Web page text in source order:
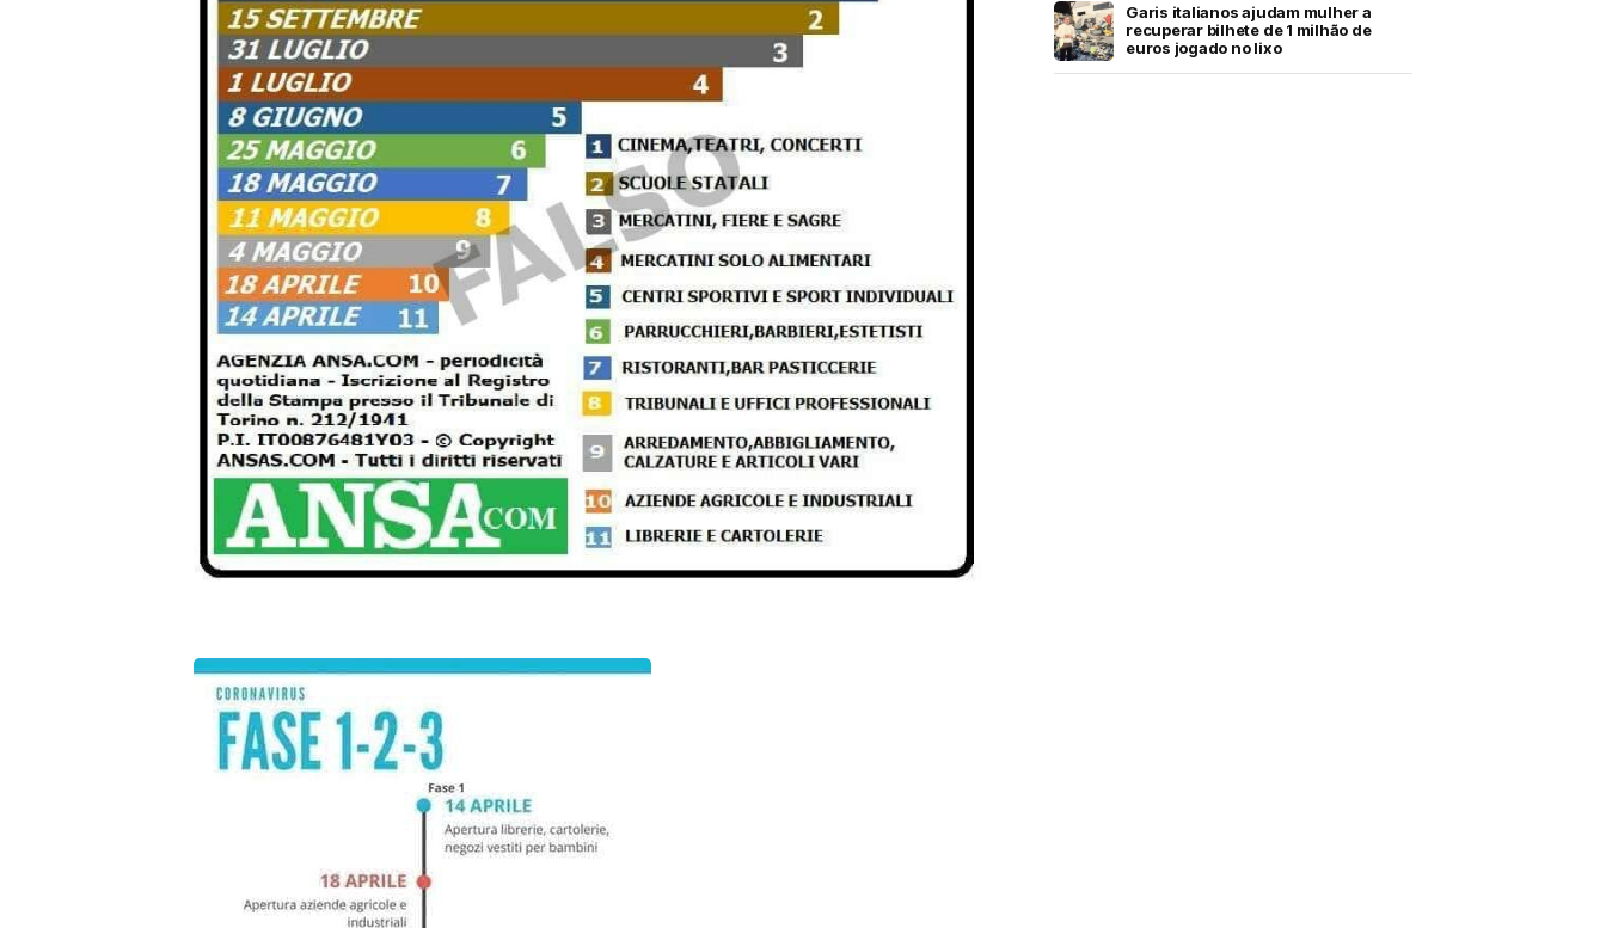
Garis italianos ajudam mulher a
recuperar bilhete de 1 milhão de
euros jogado no lixo